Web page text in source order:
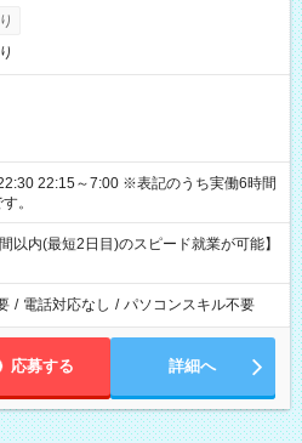
※表記のうち実働6時間
。
以内(最短2日目)のスピード就業が可能】
/ 電話対応なし / パソコンスキル不要
応募する 詳細へ